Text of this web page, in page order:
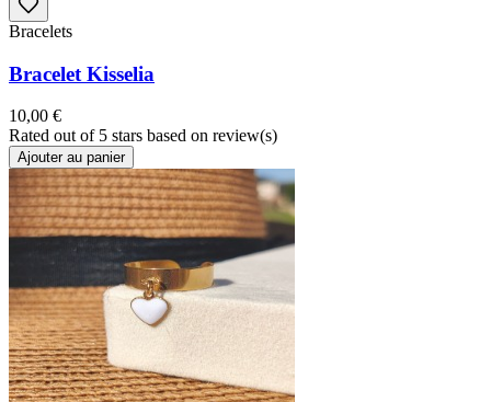
Bracelets
Bracelet Kisselia
10,00 €
Rated out of 5 stars based on review(s)
Ajouter au panier